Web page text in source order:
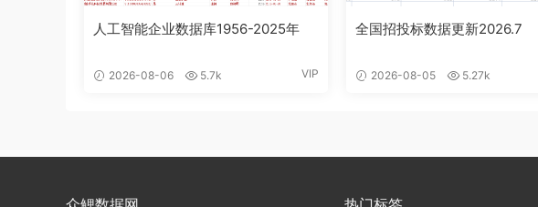
人工智能企业数据库1956-2025年
2026-08-06 5.7k VIP
全国招投标数据更新2026.7
2026-08-05 5.27k